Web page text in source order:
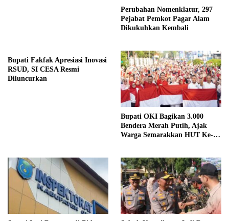
Perubahan Nomenklatur, 297
Pejabat Pemkot Pagar Alam
Dikukuhkan Kembali
Bupati Fakfak Apresiasi Inovasi
RSUD, SI CESA Resmi
Diluncurkan
Bupati OKI Bagikan 3.000
Bendera Merah Putih, Ajak
Warga Semarakkan HUT Ke-81